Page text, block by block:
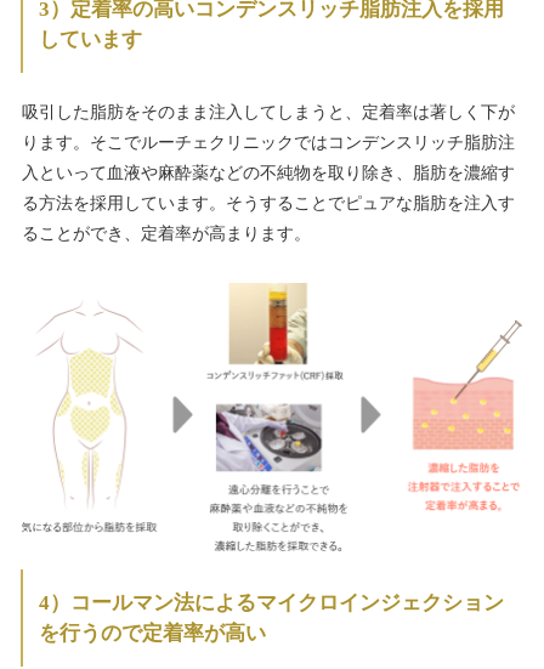
3）定着率の高いコンデンスリッチ脂肪注入を採用
しています
吸引した脂肪をそのまま注入してしまうと、定着率は著しく下が
ります。そこでルーチェクリニックではコンデンスリッチ脂肪注
入といって血液や麻酔薬などの不純物を取り除き、脂肪を濃縮す
る方法を採用しています。そうすることでピュアな脂肪を注入す
ることができ、定着率が高まります。
4）コールマン法によるマイクロインジェクション
を行うので定着率が高い